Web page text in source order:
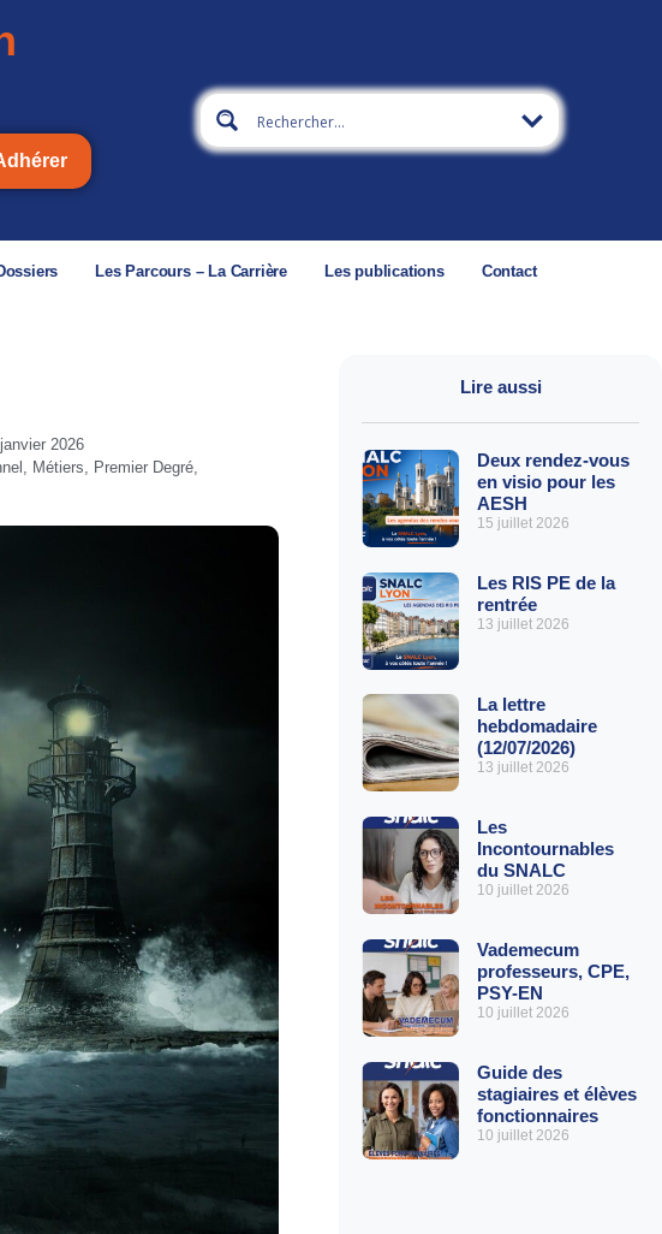
Les Parcours – La Carrière Les publications Contact
2026
, Métiers, Premier Degré,
Lire aussi
Deux rendez-vous
en visio pour les
AESH
15 juillet 2026
Les RIS PE de la
rentrée
13 juillet 2026
La lettre
hebdomadaire
(12/07/2026)
13 juillet 2026
Les
Incontournables
du SNALC
10 juillet 2026
Vademecum
professeurs, CPE,
PSY-EN
10 juillet 2026
Guide des
stagiaires et élèves
fonctionnaires
10 juillet 2026